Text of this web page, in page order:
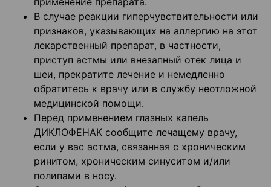
В случае реакции гиперчувствительности или
признаков, указывающих на аллергию на этот
лекарственный препарат, в частности,
приступ астмы или внезапный отек лица и
шеи, прекратите лечение и немедленно
обратитесь к врачу или в службу неотложной
медицинской помощи.
Перед применением глазных капель
ДИКЛОФЕНАК сообщите лечащему врачу,
если у вас астма, связанная с хроническим
ринитом, хроническим синуситом и/или
полипами в носу.